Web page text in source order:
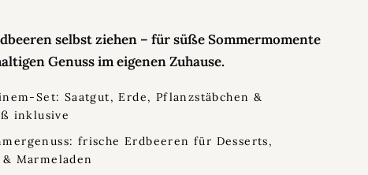
selbst ziehen – für süße Sommermomente
Genuss im eigenen Zuhause.
Set: Saatgut, Erde, Pflanzstäbchen &
inklusive
frische Erdbeeren für Desserts,
Marmeladen